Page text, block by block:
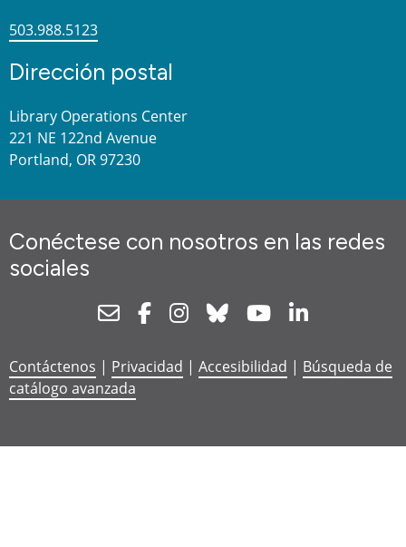
503.988.5123
Dirección postal
Library Operations Center
221 NE 122nd Avenue
Portland, OR 97230
Conéctese con nosotros en las redes
sociales
NewsletterFacebookInstagram
Bluesky Youtube
Contáctenos | Privacidad | Accesibilidad | Búsqueda de
catálogo avanzada